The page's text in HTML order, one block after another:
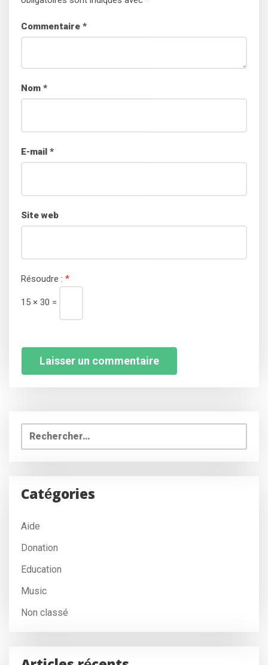
Commentaire *
Nom *
E-mail *
Site web
Résoudre : *
15 × 30 =
Rechercher :
Catégories
Aide
Donation
Education
Music
Non classé